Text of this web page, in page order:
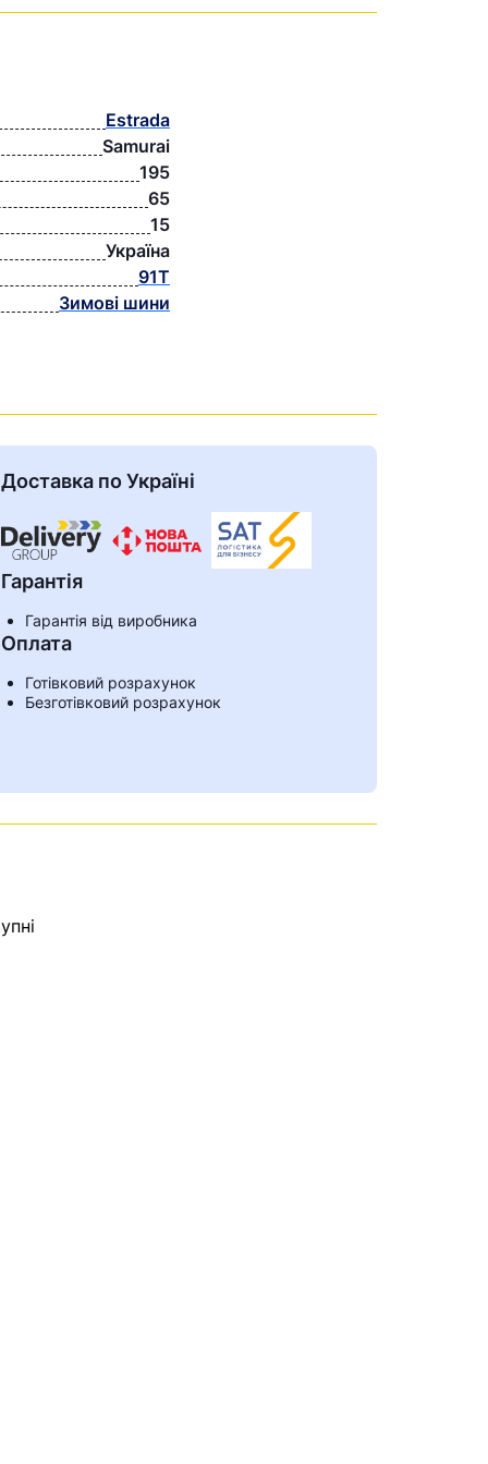
Estrada
Samurai
195
65
15
Україна
91T
Зимові шини
Доставка по Україні
Гарантія
Гарантія від виробника
Оплата
Готівковий розрахунок
Безготівковий розрахунок